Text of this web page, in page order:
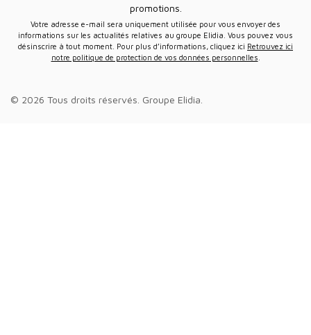
promotions.
Votre adresse e-mail sera uniquement utilisée pour vous envoyer des
informations sur les actualités relatives au groupe Elidia. Vous pouvez vous
désinscrire à tout moment. Pour plus d’informations, cliquez ici Retrouvez ici
notre politique de protection de vos données personnelles
© 2026 Tous droits réservés. Groupe Elidia